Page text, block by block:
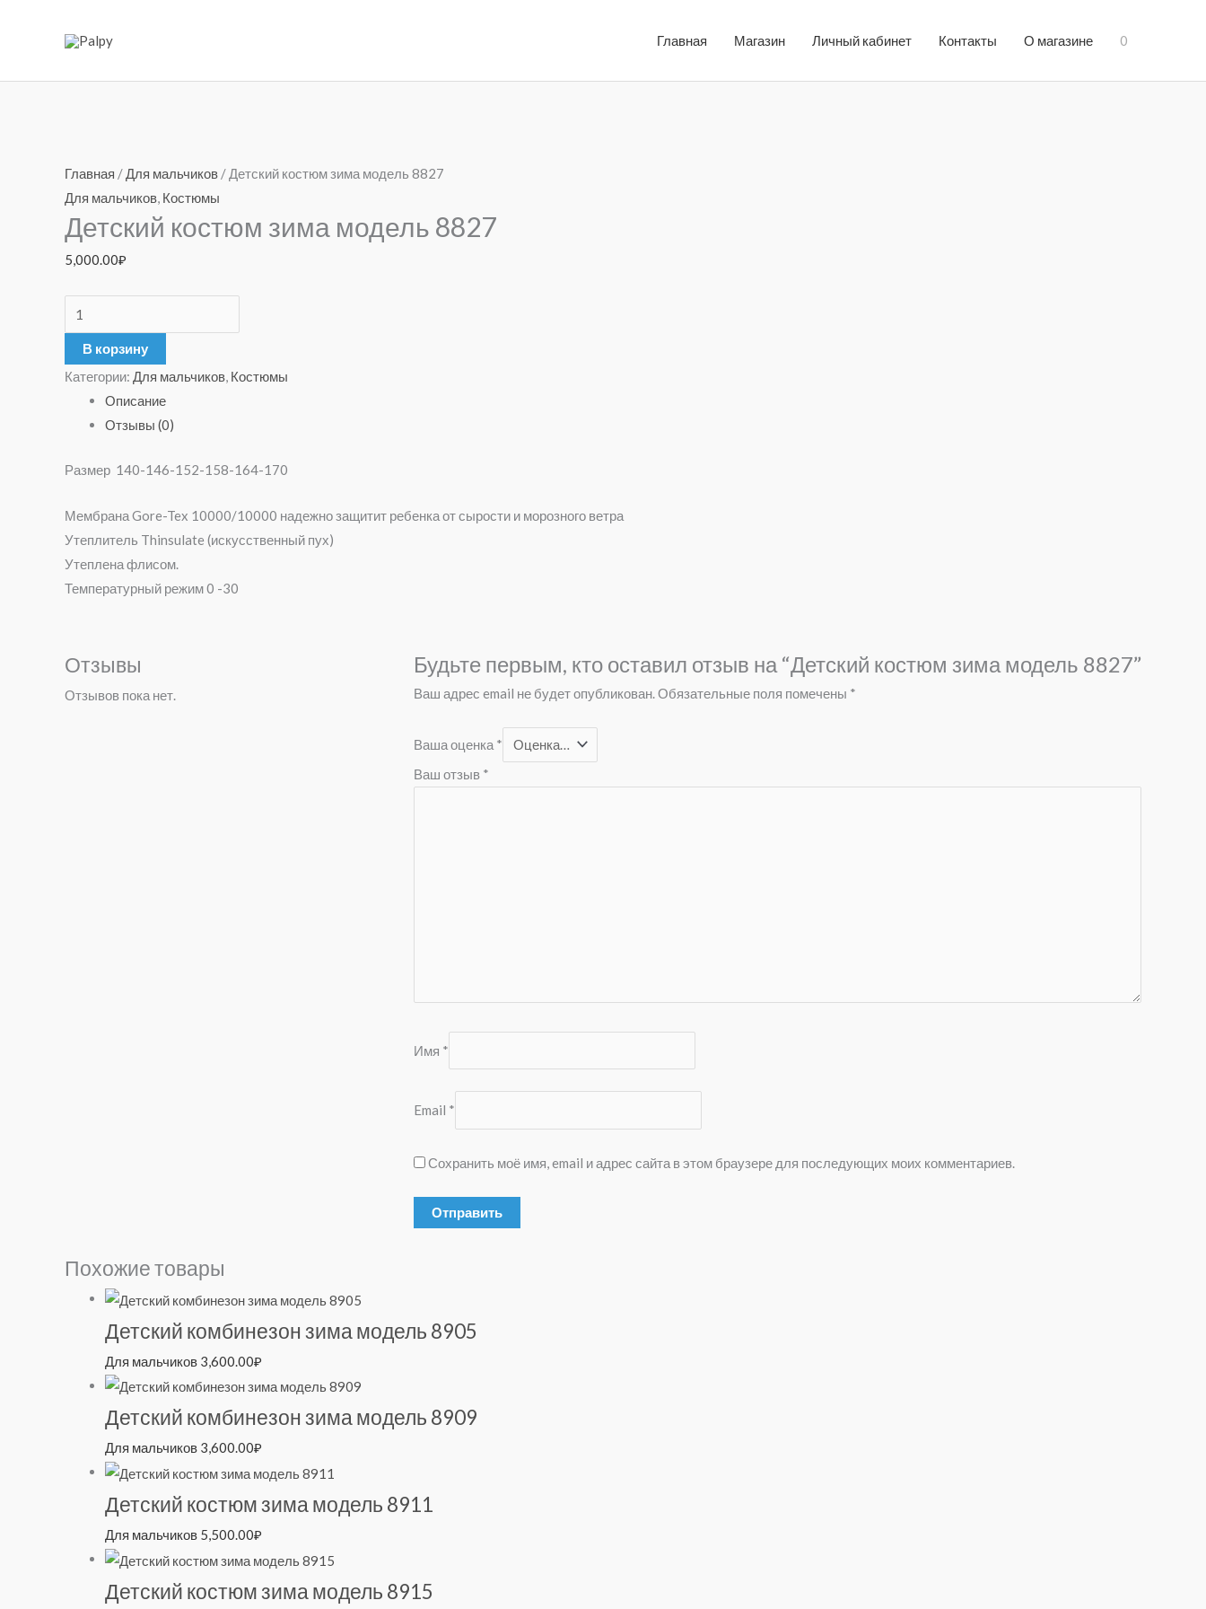
Главная Магазин Личный кабинет Контакты О магазине 0
Главная /Для мальчиков / Детский костюм зима модель 8827
Для мальчиков, Костюмы
Детский костюм зима модель 8827
5,000.00₽
товара
Детский
костюм
зима
модель
8827
В корзину
Категории: Для мальчиков, Костюмы
Описание
Отзывы (0)
Размер 140-146-152-158-164-170
Мембрана Gore-Tex 10000/10000 надежно защитит ребенка от сырости и морозного ветра
Утеплитель Thinsulate (искусственный пух)
Утеплена флисом.
Температурный режим 0 -30
Отзывы
Отзывов пока нет.
Будьте первым, кто оставил отзыв на “Детский костюм зима модель 8827”
Ваш адрес email не будет опубликован.Обязательные поля помечены *
Ваша оценка *
Ваш отзыв *
Имя *
Email *
Сохранить моё имя, email и адрес сайта в этом браузере для последующих моих комментариев.
Похожие товары
Детский комбинезон зима модель 8905
Для мальчиков 3,600.00₽
Детский комбинезон зима модель 8909
Для мальчиков 3,600.00₽
Детский костюм зима модель 8911
Для мальчиков 5,500.00₽
Детский костюм зима модель 8915